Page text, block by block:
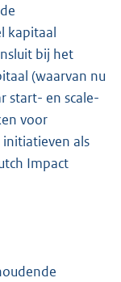
kapitaal
bij het
(waarvan nu
start- en scale-
voor
als
Impact